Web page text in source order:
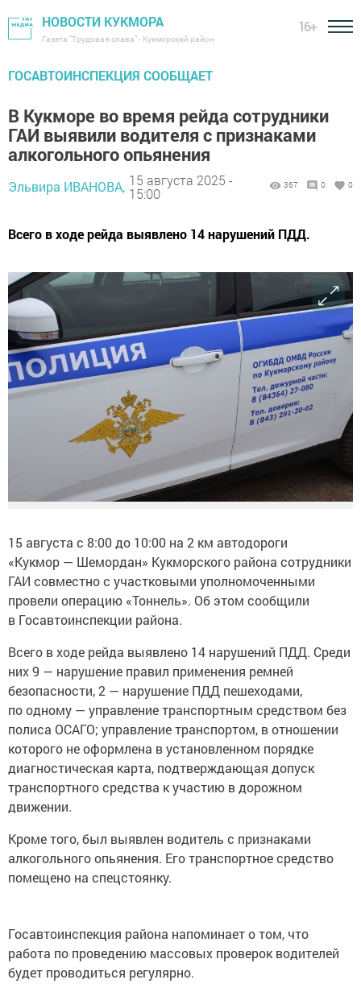
НОВОСТИ КУКМОРА
Газета "Трудовая слава" - Кукморский район
16+
ГОСАВТОИНСПЕКЦИЯ СООБЩАЕТ
В Кукморе во время рейда сотрудники
ГАИ выявили водителя с признаками
алкогольного опьянения
Эльвира ИВАНОВА, 15 августа 2025 -
15:00
367 0 0
Всего в ходе рейда выявлено 14 нарушений ПДД.
15 августа с 8:00 до 10:00 на 2 км автодороги
«Кукмор — Шемордан» Кукморского района сотрудники
ГАИ совместно с участковыми уполномоченными
провели операцию «Тоннель». Об этом сообщили
в Госавтоинспекции района.
Всего в ходе рейда выявлено 14 нарушений ПДД. Среди
них 9 — нарушение правил применения ремней
безопасности, 2 — нарушение ПДД пешеходами,
по одному — управление транспортным средством без
полиса ОСАГО; управление транспортом, в отношении
которого не оформлена в установленном порядке
диагностическая карта, подтверждающая допуск
транспортного средства к участию в дорожном
движении.
Кроме того, был выявлен водитель с признаками
алкогольного опьянения. Его транспортное средство
помещено на спецстоянку.
Госавтоинспекция района напоминает о том, что
работа по проведению массовых проверок водителей
будет проводиться регулярно.